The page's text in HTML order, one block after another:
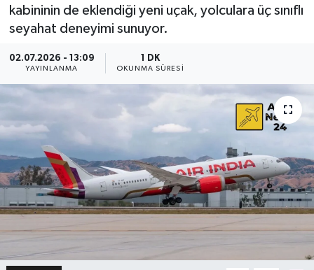
kabininin de eklendiği yeni uçak, yolculara üç sınıflı
seyahat deneyimi sunuyor.
02.07.2026 - 13:09
YAYINLANMA
1 DK
OKUNMA SÜRESI